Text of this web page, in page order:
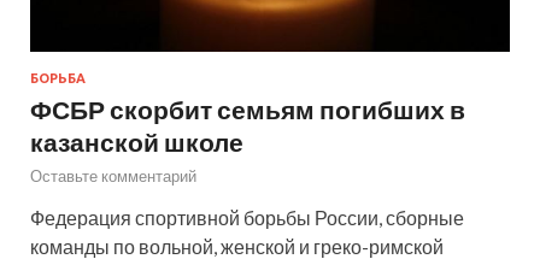
БОРЬБА
ФСБР скорбит семьям погибших в
казанской школе
Оставьте комментарий
Федерация спортивной борьбы России, сборные
команды по вольной, женской и греко-римской